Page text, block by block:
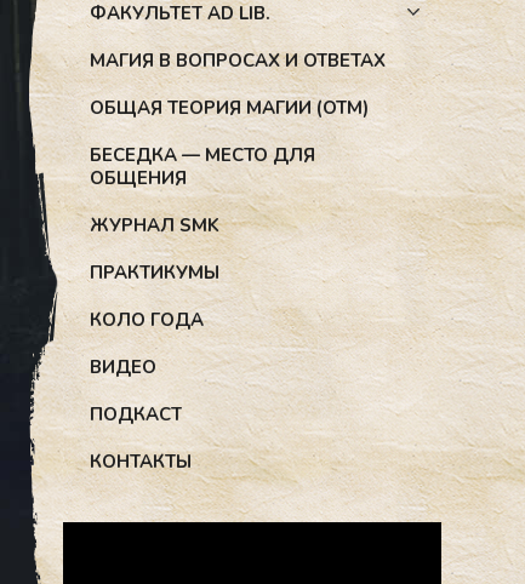
ФАКУЛЬТЕТ AD LIB.
МАГИЯ В ВОПРОСАХ И ОТВЕТАХ
ОБЩАЯ ТЕОРИЯ МАГИИ (ОТМ)
БЕСЕДКА — МЕСТО ДЛЯ
ОБЩЕНИЯ
ЖУРНАЛ SMK
ПРАКТИКУМЫ
КОЛО ГОДА
ВИДЕО
ПОДКАСТ
КОНТАКТЫ